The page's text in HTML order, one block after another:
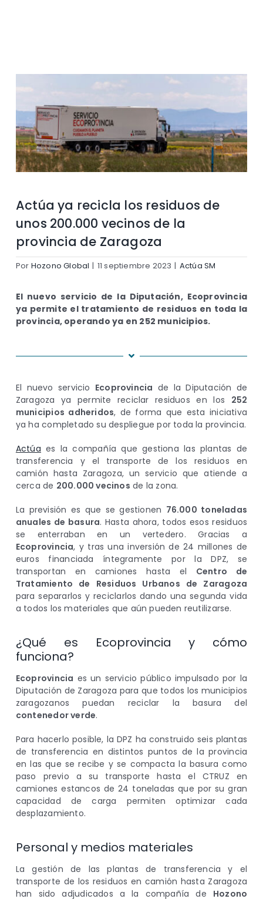
Actúa ya recicla los residuos de
unos 200.000 vecinos de la
provincia de Zaragoza
Por Hozono Global | 11 septiembre 2023 | Actúa SM
El nuevo servicio de la Diputación, Ecoprovincia
ya permite el tratamiento de residuos en toda la
provincia, operando ya en 252 municipios.
El nuevo servicio Ecoprovincia de la Diputación de
Zaragoza ya permite reciclar residuos en los 252
municipios adheridos, de forma que esta iniciativa
ya ha completado su despliegue por toda la provincia.
Actúa es la compañía que gestiona las plantas de
transferencia y el transporte de los residuos en
camión hasta Zaragoza, un servicio que atiende a
cerca de 200.000 vecinos de la zona.
La previsión es que se gestionen 76.000 toneladas
anuales de basura. Hasta ahora, todos esos residuos
se enterraban en un vertedero. Gracias a
Ecoprovincia, y tras una inversión de 24 millones de
euros financiada íntegramente por la DPZ, se
transportan en camiones hasta el Centro de
Tratamiento de Residuos Urbanos de Zaragoza
para separarlos y reciclarlos dando una segunda vida
a todos los materiales que aún pueden reutilizarse.
¿Qué es Ecoprovincia y cómo
funciona?
Ecoprovincia es un servicio público impulsado por la
Diputación de Zaragoza para que todos los municipios
zaragozanos puedan reciclar la basura del
contenedor verde.
Para hacerlo posible, la DPZ ha construido seis plantas
de transferencia en distintos puntos de la provincia
en las que se recibe y se compacta la basura como
paso previo a su transporte hasta el CTRUZ en
camiones estancos de 24 toneladas que por su gran
capacidad de carga permiten optimizar cada
desplazamiento.
Personal y medios materiales
La gestión de las plantas de transferencia y el
transporte de los residuos en camión hasta Zaragoza
han sido adjudicados a la compañía de Hozono